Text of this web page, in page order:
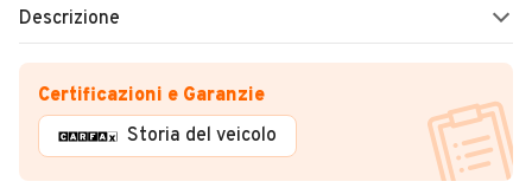
Descrizione
Certificazioni e Garanzie
Storia del veicolo